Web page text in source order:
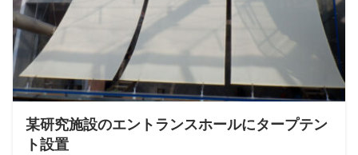
某研究施設のエントランスホールにタープテン
ト設置